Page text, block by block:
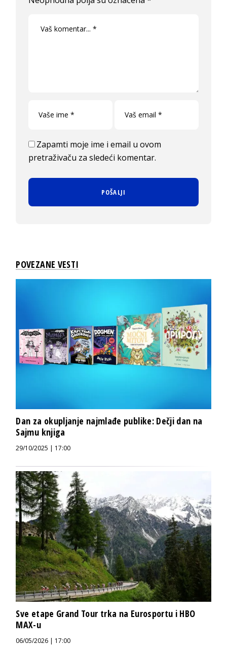
Zapamti moje ime i email u ovom
pretraživaču za sledeći komentar.
POVEZANE VESTI
Dan za okupljanje najmlađe publike: Dečji dan na
Sajmu knjiga
29/10/2025 | 17:00
Sve etape Grand Tour trka na Eurosportu i HBO
MAX-u
06/05/2026 | 17:00